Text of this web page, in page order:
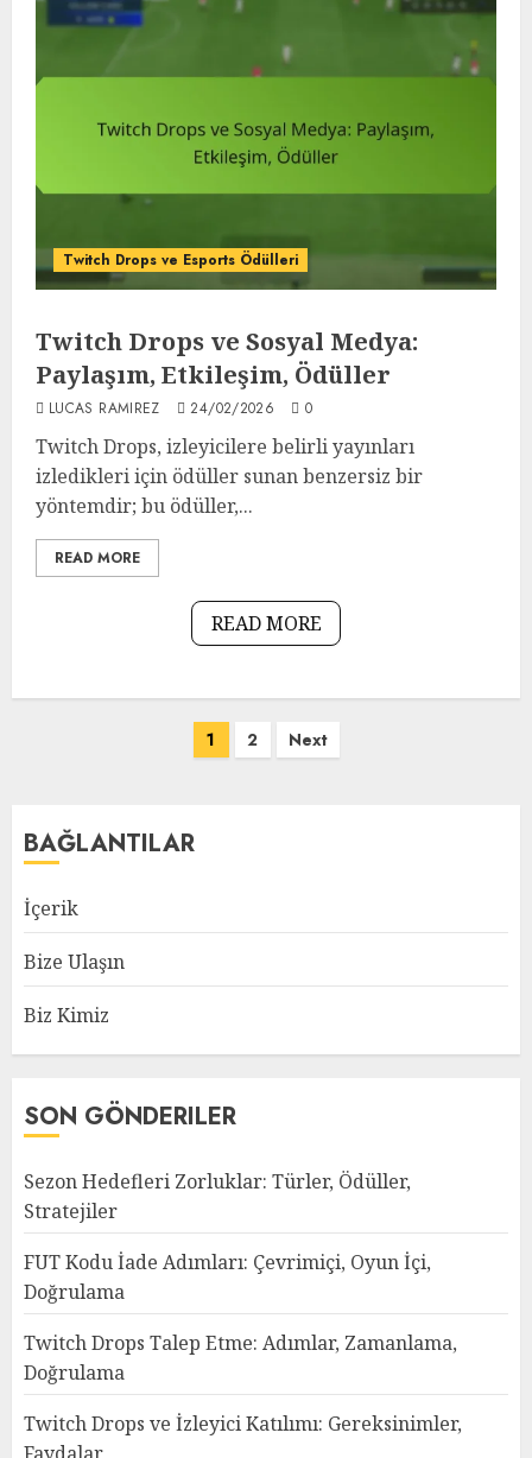
Twitch Drops ve Esports Ödülleri
Twitch Drops ve Sosyal Medya:
Paylaşım, Etkileşim, Ödüller
LUCAS RAMIREZ 24/02/2026 0
Twitch Drops, izleyicilere belirli yayınları
izledikleri için ödüller sunan benzersiz bir
yöntemdir; bu ödüller,...
READ MORE
READ MORE
1 2 Next
BAĞLANTILAR
İçerik
Bize Ulaşın
Biz Kimiz
SON GÖNDERILER
Sezon Hedefleri Zorluklar: Türler, Ödüller,
Stratejiler
FUT Kodu İade Adımları: Çevrimiçi, Oyun İçi,
Doğrulama
Twitch Drops Talep Etme: Adımlar, Zamanlama,
Doğrulama
Twitch Drops ve İzleyici Katılımı: Gereksinimler,